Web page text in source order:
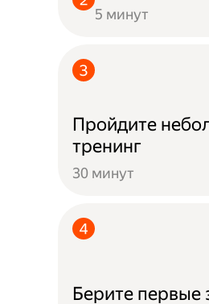
5 минут
Пройдите
тренинг
30 минут
Берите первые